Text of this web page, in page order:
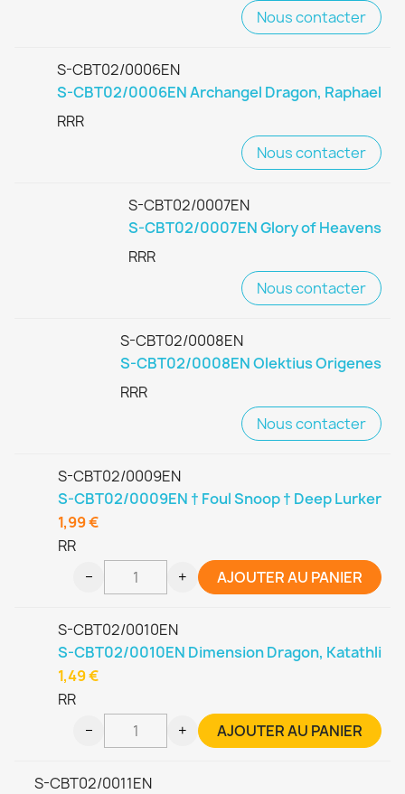
Nous contacter
S-CBT02/0006EN
S-CBT02/0006EN Archangel Dragon, Raphael
RRR
Nous contacter
S-CBT02/0007EN
S-CBT02/0007EN Glory of Heavens
RRR
Nous contacter
S-CBT02/0008EN
S-CBT02/0008EN Olektius Origenes
RRR
Nous contacter
S-CBT02/0009EN
S-CBT02/0009EN † Foul Snoop † Deep Lurker
RR
1,99 €
− + AJOUTER AU PANIER
S-CBT02/0010EN
S-CBT02/0010EN Dimension Dragon, Katathli
RR
1,49 €
− + AJOUTER AU PANIER
S-CBT02/0011EN